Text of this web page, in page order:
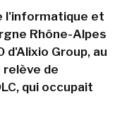
l'informatique et
Rhône-Alpes
d'Alixio Group, au
relève de
qui occupait